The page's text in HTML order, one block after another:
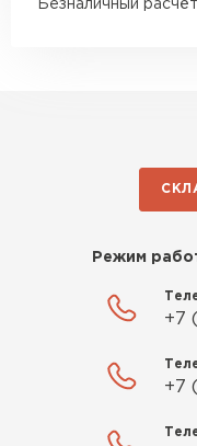
Безналичный расчёт
Режим
+7
+7